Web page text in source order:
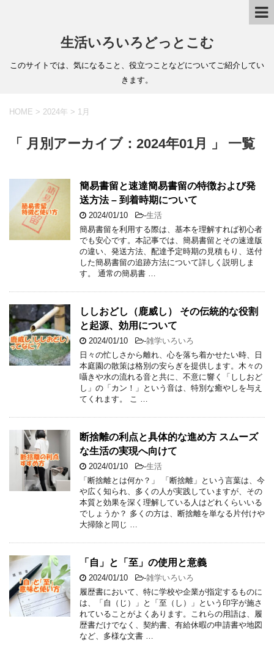
生活いろいろどっとこむ
このサイトでは、気になること、役立つことなどについてご紹介してい
きます。
HOME > 2024年 > 1月
「 月別アーカイブ：2024年01月 」 一覧
簡易書留と速達簡易書留の特徴および発
送方法 – 到着時期について
2024/01/10 -生活
簡易書留を利用する際は、基本を理解すれば初心者
でも安心です。本記事では、簡易書留とその速達版
の違い、発送方法、配達予定時期の見積もり、送付
した簡易書留の追跡方法について詳しく説明しま
す。 通常の簡易書 …
ししおどし（鹿威し） その伝統的な役割
と起源、効用について
2024/01/10 -雑学いろいろ
日々の忙しさから離れ、心を落ち着かせたい時、日
本庭園の散策は格別の安らぎを提供します。木々の
囁きや水の流れる音と共に、不意に響く「ししおど
し」の「カン！」という音は、特別な癒やしを与え
てくれます。 こ …
断捨離の利点と具体的な進め方 スムーズ
な生活の実現へ向けて
2024/01/10 -生活
「断捨離とは何か？」 「断捨離」という言葉は、今
や広く知られ、多くの人が実践していますが、その
本質と効果を深く理解している人はどれくらいいる
でしょうか？ 多くの方は、断捨離を単なる片付けや
大掃除と同じ …
「自」と「至」の使用と意義
2024/01/10 -雑学いろいろ
履歴書において、特に学校や企業が指定するものに
は、「自（じ）」と「至（し）」という印字が施さ
れていることがよくあります。これらの用語は、履
歴書だけでなく、契約書、有給休暇の申請書や地図
など、多様な文書 …